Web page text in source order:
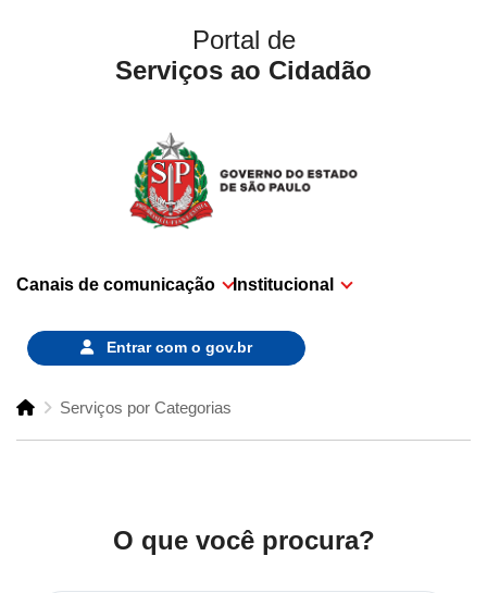
Portal de
Serviços ao Cidadão
Canais de comunicação Institucional
Entrar com o gov.br
Serviços por Categorias
O que você procura?